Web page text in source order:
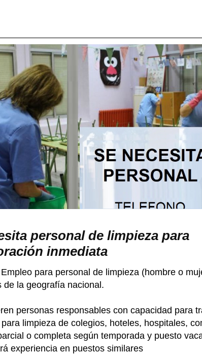
personal de limpieza para
inmediata
para personal de limpieza (hombre o
de la geografía nacional.
personas responsables con capacidad para
limpieza de colegios, hoteles, hospitales,
o completa según temporada y puesto
experiencia en puestos similares